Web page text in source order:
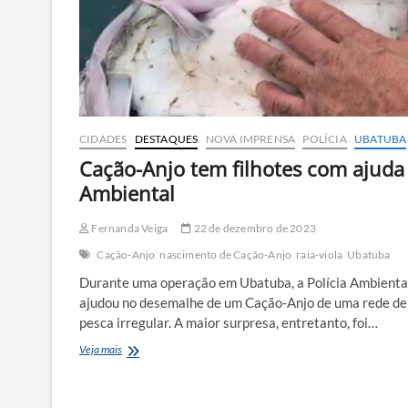
CIDADES DESTAQUES NOVA IMPRENSA POLÍCIA UBATUBA
Cação-Anjo tem filhotes com
Ambiental
Fernanda Veiga
22 de dezembro de 2023
Cação-Anjo nascimento de Cação-Anjo raia-viola Ubatuba
Durante uma operação em Ubatuba, a Polícia
ajudou no desemalhe de um Cação-Anjo de uma rede de
pesca irregular. A maior surpresa, entretanto, foi…
Veja maisCação-